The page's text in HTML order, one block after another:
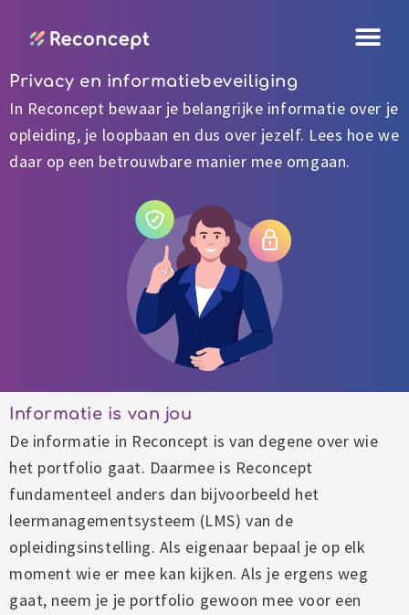
naar
inhoud
Privacy en informatiebeveiliging
In Reconcept bewaar je belangrijke informatie over je
opleiding, je loopbaan en dus over jezelf. Lees hoe we
daar op een betrouwbare manier mee omgaan.
Informatie is van jou
De informatie in Reconcept is van degene over wie
het portfolio gaat. Daarmee is Reconcept
fundamenteel anders dan bijvoorbeeld het
leermanagementsysteem (LMS) van de
opleidingsinstelling. Als eigenaar bepaal je op elk
moment wie er mee kan kijken. Als je ergens weg
gaat, neem je je portfolio gewoon mee voor een